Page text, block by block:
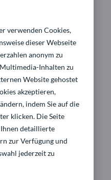
beinhalten unter
sowie
keine
verwenden Cookies,
dieser Webseite
anonym zu
Inhalten zu
Website gehostet
akzeptieren,
indem Sie auf die
klicken. Die Seite
detaillierte
zur Verfügung und
jederzeit zu